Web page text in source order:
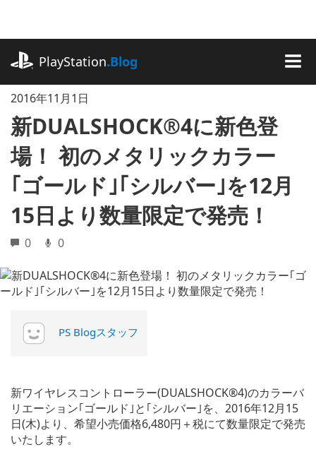
に
キ
ッ
プ
PlayStation.Blog
2016年11月1日
新DUALSHOCK®4に新色登
場！ 初のメタリックカラー
｢ゴールド｣｢シルバー｣を12月
15日より数量限定で発売！
0 0
PS Blogスタッフ
新ワイヤレスコントローラー(DUALSHOCK®4)のカラーバ
リエーション｢ゴールド｣と｢シルバー｣を、2016年12月15
日(木)より、希望小売価格6,480円＋税にて数量限定で発売
いたします。